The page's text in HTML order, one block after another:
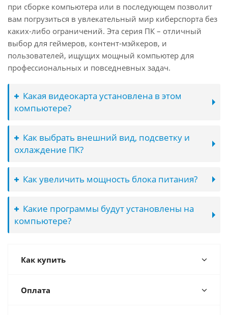
при сборке компьютера или в последующем позволит
вам погрузиться в увлекательный мир киберспорта без
каких-либо ограничений. Эта серия ПК – отличный
выбор для геймеров, контент-мэйкеров, и
пользователей, ищущих мощный компьютер для
профессиональных и повседневных задач.
Какая видеокарта установлена в этом
компьютере?
Как выбрать внешний вид, подсветку и
охлаждение ПК?
Как увеличить мощность блока питания?
Какие программы будут установлены на
компьютере?
Как купить
Оплата